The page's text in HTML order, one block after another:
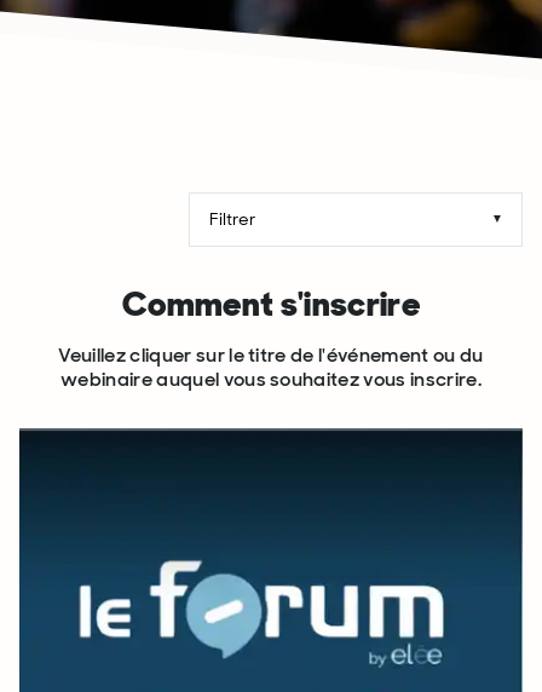
Comment s'inscrire
Veuillez cliquer sur le titre de l'événement ou du
webinaire auquel vous souhaitez vous inscrire.